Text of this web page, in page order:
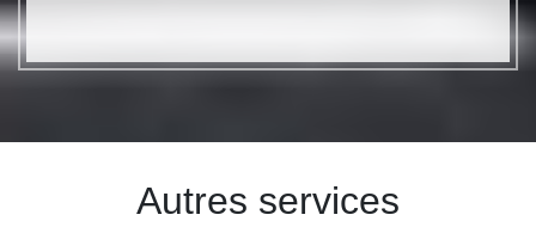
Autres services